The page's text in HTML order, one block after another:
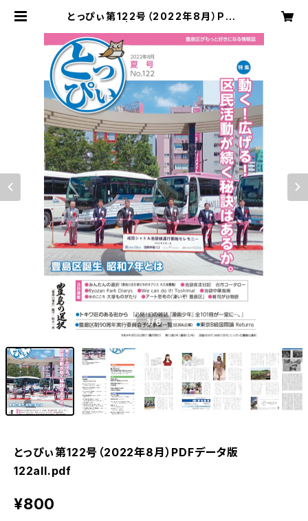
とっぴぃ第122号（2022年8月）PDF
1/6
とっぴぃ第122号（2022年8月）PDFデータ版
122all.pdf
¥800